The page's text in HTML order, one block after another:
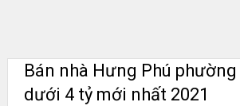
Bán nhà Hưng Phú phường
dưới 4 tỷ mới nhất 2021